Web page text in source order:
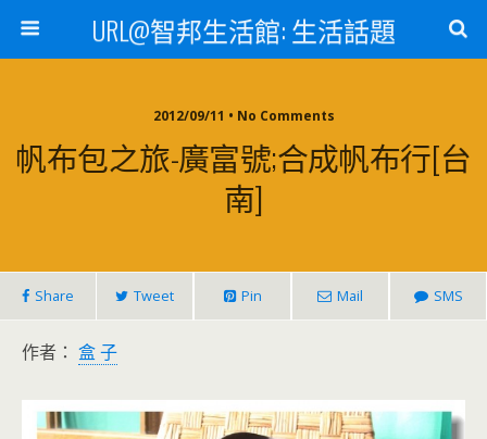
URL@智邦生活館: 生活話題
2012/09/11 • No Comments
帆布包之旅-廣富號;合成帆布行[台
南]
Share Tweet Pin Mail SMS
作者： 盒 子